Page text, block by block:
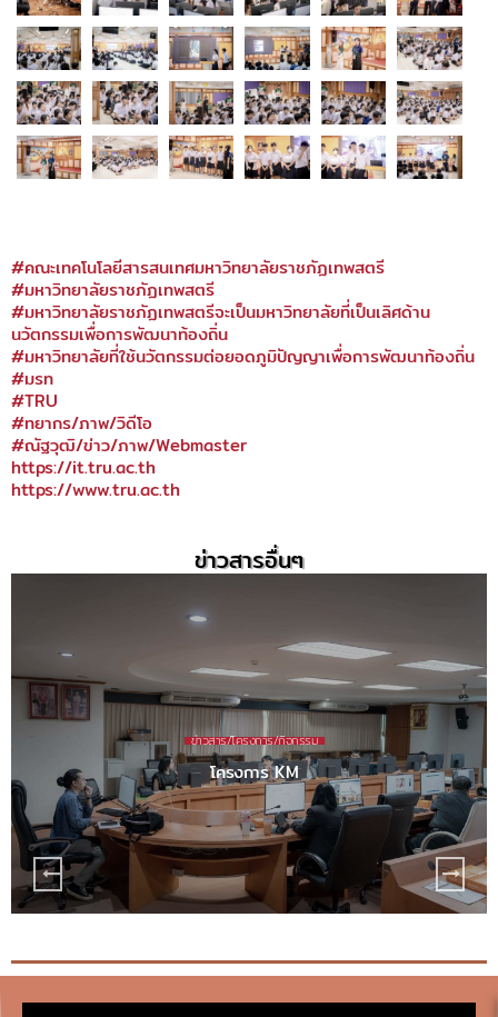
#คณะเทคโนโลยีสารสนเทศมหาวิทยาลัยราชภัฏเทพสตรี
#มหาวิทยาลัยราชภัฏเทพสตรี
#มหาวิทยาลัยราชภัฏเทพสตรีจะเป็นมหาวิทยาลัยที่เป็นเลิศด้าน
นวัตกรรมเพื่อการพัฒนาท้องถิ่น
#มหาวิทยาลัยที่ใช้นวัตกรรมต่อยอดภูมิปัญญาเพื่อการพัฒนาท้องถิ่น
#มรท
#TRU
#ทยากร/ภาพ/วิดีโอ
#ณัฐวุฒิ/ข่าว/ภาพ/Webmaster
https://it.tru.ac.th
https://www.tru.ac.th
ข่าวสารอื่นๆ
ข่าวสาร/โครงการ/กิจกรรม
โครงการ KM